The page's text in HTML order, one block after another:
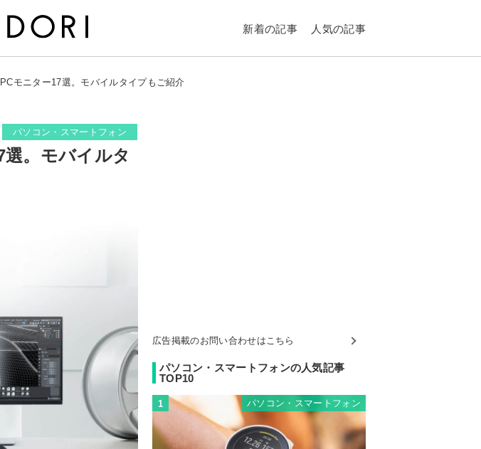
新着の記事 人気の記事
モニター17選。モバイルタイプもご紹介
パソコン・スマートフォン
。モバイルタ
広告掲載のお問い合わせはこちら
パソコン・スマートフォンの人気記事
TOP10
1 パソコン・スマートフォン